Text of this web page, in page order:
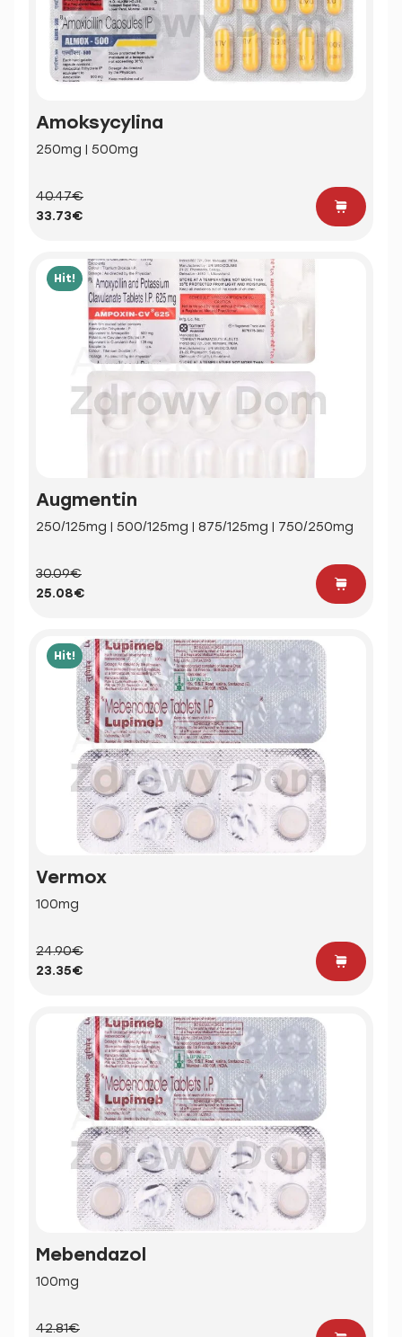
Amoksycylina
250mg | 500mg
40.47€
33.73€
Hit!
Augmentin
250/125mg | 500/125mg | 875/125mg | 750/250mg
30.09€
25.08€
Hit!
Vermox
100mg
24.90€
23.35€
Mebendazol
100mg
42.81€